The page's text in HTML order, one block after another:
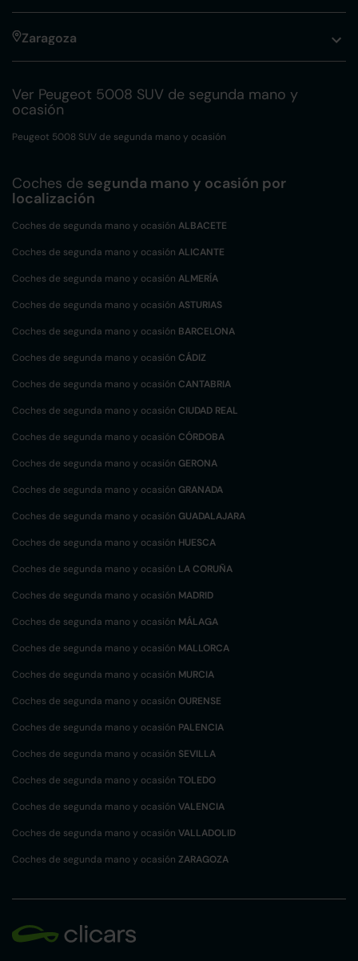
Zaragoza
Ver Peugeot 5008 SUV de segunda mano y
ocasión
Peugeot 5008 SUV de segunda mano y ocasión
Coches de segunda mano y ocasión por
localización
Coches de segunda mano y ocasión ALBACETE
Coches de segunda mano y ocasión ALICANTE
Coches de segunda mano y ocasión ALMERÍA
Coches de segunda mano y ocasión ASTURIAS
Coches de segunda mano y ocasión BARCELONA
Coches de segunda mano y ocasión CÁDIZ
Coches de segunda mano y ocasión CANTABRIA
Coches de segunda mano y ocasión CIUDAD REAL
Coches de segunda mano y ocasión CÓRDOBA
Coches de segunda mano y ocasión GERONA
Coches de segunda mano y ocasión GRANADA
Coches de segunda mano y ocasión GUADALAJARA
Coches de segunda mano y ocasión HUESCA
Coches de segunda mano y ocasión LA CORUÑA
Coches de segunda mano y ocasión MADRID
Coches de segunda mano y ocasión MÁLAGA
Coches de segunda mano y ocasión MALLORCA
Coches de segunda mano y ocasión MURCIA
Coches de segunda mano y ocasión OURENSE
Coches de segunda mano y ocasión PALENCIA
Coches de segunda mano y ocasión SEVILLA
Coches de segunda mano y ocasión TOLEDO
Coches de segunda mano y ocasión VALENCIA
Coches de segunda mano y ocasión VALLADOLID
Coches de segunda mano y ocasión ZARAGOZA